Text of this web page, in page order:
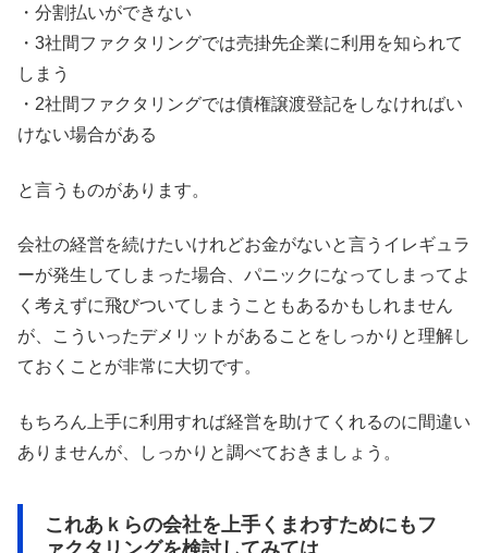
・分割払いができない
・3社間ファクタリングでは売掛先企業に利用を知られて
しまう
・2社間ファクタリングでは債権譲渡登記をしなければい
けない場合がある
と言うものがあります。
会社の経営を続けたいけれどお金がないと言うイレギュラ
ーが発生してしまった場合、パニックになってしまってよ
く考えずに飛びついてしまうこともあるかもしれません
が、こういったデメリットがあることをしっかりと理解し
ておくことが非常に大切です。
もちろん上手に利用すれば経営を助けてくれるのに間違い
ありませんが、しっかりと調べておきましょう。
これあｋらの会社を上手くまわすためにもフ